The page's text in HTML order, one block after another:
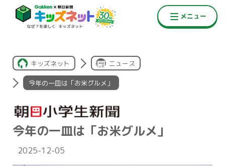
キッズネット ニュース
今年の一皿は「お米グルメ」
今年の一皿は「お米グルメ」
2025-12-05